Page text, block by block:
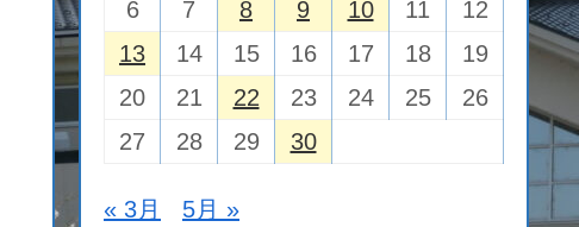
6
7 8 9 10 11
12
13
14 15 16 17 18
19
20
21 22 23 24 25
26
27
28 29 30
« 3月 5月 »